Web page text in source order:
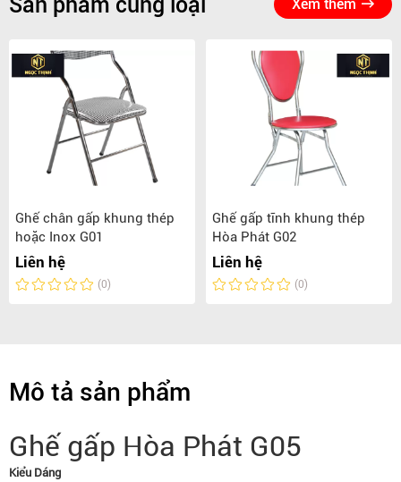
Xem thêm
Ghế chân gấp khung thép
hoặc Inox G01
Liên hệ
(0)
Ghế gấp tĩnh khung thép
Hòa Phát G02
Liên hệ
(0)
Mô tả sản phẩm
Ghế gấp Hòa Phát G05
Kiểu Dáng